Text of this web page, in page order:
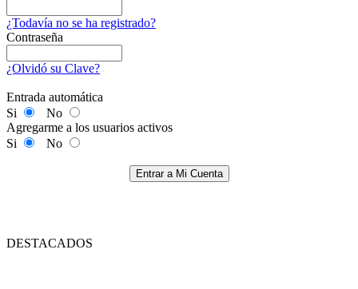
¿Todavía no se ha registrado?
Contraseña
¿Olvidó su Clave?
Entrada automática
Si
No
Agregarme a los usuarios activos
Si
No
Entrar a Mi Cuenta
DESTACADOS